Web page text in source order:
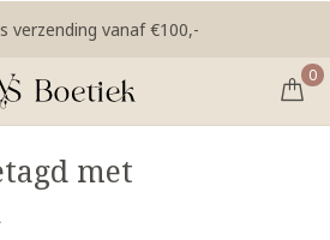
0
verzending vanaf €100,-
met